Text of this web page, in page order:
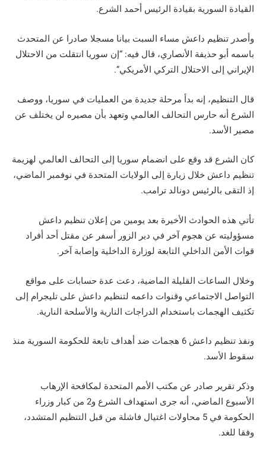
القيادة السورية بقيادة الرئيس أحمد الشرع.
وأصدر تنظيم داعش مساء السبت بيانا مسجلا صادرا عن المتحدث
باسمه أبو حذيفة الأنصاري، قال فيه: “إن سوريا انتقلت من الاحتلال
الإيراني إلى الاحتلال التركي الأمريكي”.
قال التنظيم، إنه بدأ مرحلة جديدة من العمليات في سوريا، ووصف
الشرع أنه حارس التحالف العالمي وتعهد بأن مصيره لن يختلف عن
مصير الأسد.
كان الشرع قد وقع على انضمام سوريا إلى التحالف العالمي لهزيمة
تنظيم داعش خلال زيارة إلى الولايات المتحدة في نوفمبر الماضي،
إذ التقى بالرئيس دونالد ترامب.
تأتي هذه الحوادث الأخيرة بعد يومين من إعلان تنظيم داعش
مسؤوليته عن هجوم آخر في دير الزور أسفر عن مقتل أحد أفراد
قوات الأمن الداخلي التابعة لوزارة الداخلية وإصابة آخر.
وخلال الساعات القليلة الماضية، دعت عدة حسابات على مواقع
التواصل الاجتماعي وقنوات داعمه لتنظيم داعش على تليجرام إلى
تكثيف الهجمات باستخدام الدراجات النارية والأسلحة النارية.
ونفذ تنظيم داعش 6 هجمات ضد أهداف تابعة للحكومة السورية منذ
سقوط الأسد.
وذكر تقرير صادر عن مكتب الأمم المتحدة لمكافحة الإرهاب
الأسبوع الماضي، أنه جرى استهداف الشرع و2 من كبار وزراء
الحكومة في 5 محاولات اغتيال فاشلة من قبل التنظيم المتشدد،
وفقا للغد.